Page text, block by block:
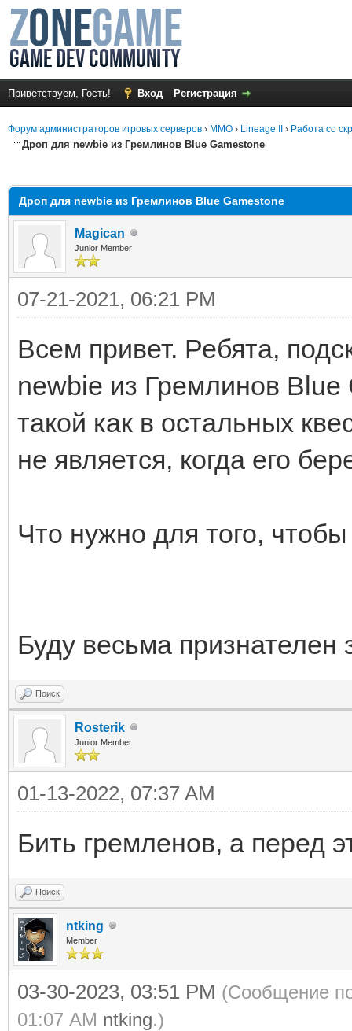
Приветствуем, Гость! Вход Регистрация
Форум администраторов игровых серверов › MMO › Lineage II › Работа со
Дроп для newbie из Гремлинов Blue Gamestone
Дроп для newbie из Гремлинов Blue Gamestone
Magican
Junior Member
07-21-2021, 06:21 PM
Всем привет. Ребята,
newbie из Гремлинов
такой как в остальных
не является, когда его
Что нужно для того,
Буду весьма
Поиск
Rosterik
Junior Member
01-13-2022, 07:37 AM
Бить гремленов, а перед
Поиск
ntking
Member
03-30-2023, 03:51 PM (Сообщение
01:07 AM ntking.)